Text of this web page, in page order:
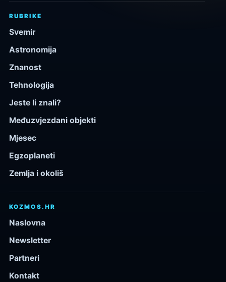
RUBRIKE
Svemir
Astronomija
Znanost
Tehnologija
Jeste li znali?
Međuzvjezdani objekti
Mjesec
Egzoplaneti
Zemlja i okoliš
KOZMOS.HR
Naslovna
Newsletter
Partneri
Kontakt